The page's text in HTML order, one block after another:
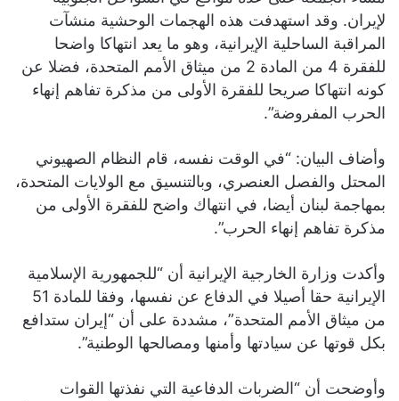
لإيران. وقد استهدفت هذه الهجمات الوحشية منشآت
المراقبة الساحلية الإيرانية، وهو ما يعد انتهاكا واضحا
للفقرة 4 من المادة 2 من ميثاق الأمم المتحدة، فضلا عن
كونه انتهاكا صريحا للفقرة الأولى من مذكرة تفاهم إنهاء
الحرب المفروضة”.
وأضاف البيان: “في الوقت نفسه، قام النظام الصهيوني
المحتل والفصل العنصري، وبالتنسيق مع الولايات المتحدة،
بمهاجمة لبنان أيضا، في انتهاك واضح للفقرة الأولى من
مذكرة تفاهم إنهاء الحرب”.
وأكدت وزارة الخارجية الإيرانية أن “للجمهورية الإسلامية
الإيرانية حقا أصيلا في الدفاع عن نفسها، وفقا للمادة 51
من ميثاق الأمم المتحدة”، مشددة على أن “إيران ستدافع
بكل قوتها عن سيادتها وأمنها ومصالحها الوطنية”.
وأوضحت أن “الضربات الدفاعية التي نفذتها القوات